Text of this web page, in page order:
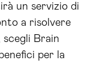
un servizio di
a risolvere
scegli Brain
per la